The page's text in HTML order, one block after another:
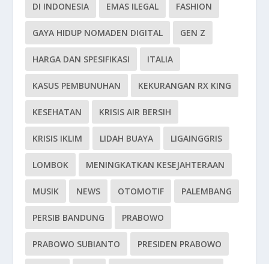
DI INDONESIA EMAS ILEGAL FASHION
GAYA HIDUP NOMADEN DIGITAL GEN Z
HARGA DAN SPESIFIKASI ITALIA
KASUS PEMBUNUHAN KEKURANGAN RX KING
KESEHATAN KRISIS AIR BERSIH
KRISIS IKLIM LIDAH BUAYA LIGAINGGRIS
LOMBOK MENINGKATKAN KESEJAHTERAAN
MUSIK NEWS OTOMOTIF PALEMBANG
PERSIB BANDUNG PRABOWO
PRABOWO SUBIANTO PRESIDEN PRABOWO